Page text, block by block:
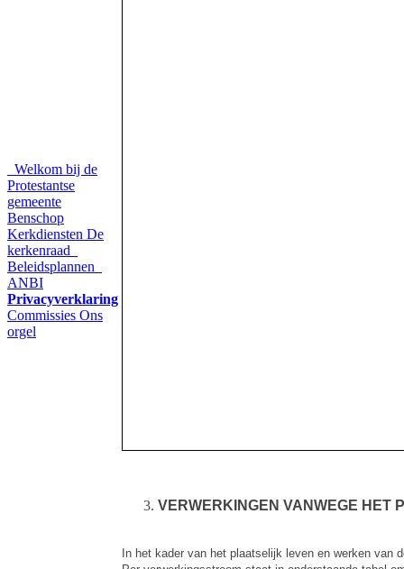
Welkom bij de
Protestantse
gemeente
Benschop
Kerkdiensten De
kerkenraad
Beleidsplannen
ANBI
Privacyverklaring
Commissies Ons
orgel
VERWERKINGEN VANWEGE HET
In het kader van het plaatselijk leven en werken van